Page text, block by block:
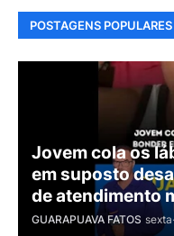
POSTAGENS POPULARES
Jovem cola os
em suposto
de atendimento
GUARAPUAVA FATOS